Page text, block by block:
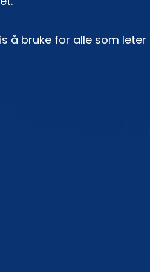
å bruke for alle som